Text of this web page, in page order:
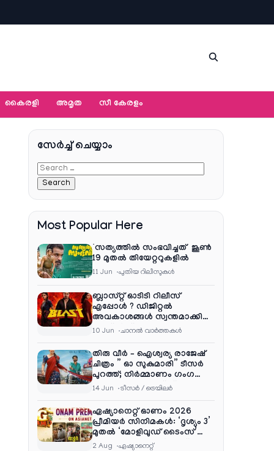
കൈരളി അമൃത സീ കേരളം
സേര്‍ച്ച്‌ ചെയ്യാം
Most Popular Here
‘സത്യത്തിൽ സംഭവിച്ചത്’ ജൂൺ
19 മുതൽ തിയേറ്ററുകളിൽ
11 Jun പുതിയ റിലീസുകള്‍
ബ്ലാസ്റ്റ് ഓടിടി റിലീസ്
എപ്പോൾ ? ഡിജിറ്റൽ
അവകാശങ്ങൾ സ്വന്തമാക്കി
നെറ്റ്ഫ്ലിക്സ്
10 Jun ചാനല്‍ വാര്‍ത്തകള്‍
തിരു വീർ – ഐശ്വര്യ രാജേഷ്
ചിത്രം ” ഓ സുകുമാരി” ടീസർ
പുറത്ത്; നിർമ്മാണം ഗംഗ
എന്റർടൈൻമെന്റ്‌സ്
14 Jun ടീസര്‍ / ട്രെയിലര്‍
ഏഷ്യാനെറ്റ് ഓണം 2026
പ്രീമിയർ സിനിമകൾ: ‘ദൃശ്യം 3’
മുതൽ ‘മോളിവുഡ് ടൈംസ്’
വരെ ആഘോഷ വിരുന്ന്
2 Aug ഏഷ്യാനെറ്റ്‌